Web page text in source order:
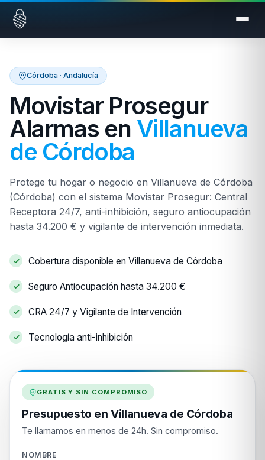
Saltar al contenido
Córdoba · Andalucía
Movistar Prosegur
Alarmas en Villanueva
de Córdoba
Protege tu hogar o negocio en Villanueva de Córdoba
(Córdoba) con el sistema Movistar Prosegur: Central
Receptora 24/7, anti-inhibición, seguro antiocupación
hasta 34.200 € y vigilante de intervención inmediata.
Cobertura disponible en Villanueva de Córdoba
Seguro Antiocupación hasta 34.200 €
CRA 24/7 y Vigilante de Intervención
Tecnología anti-inhibición
GRATIS Y SIN COMPROMISO
Presupuesto en Villanueva de Córdoba
Te llamamos en menos de 24h. Sin compromiso.
NOMBRE